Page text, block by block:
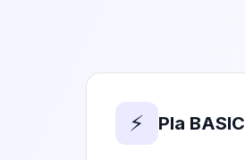
⚡ Pla BASIC